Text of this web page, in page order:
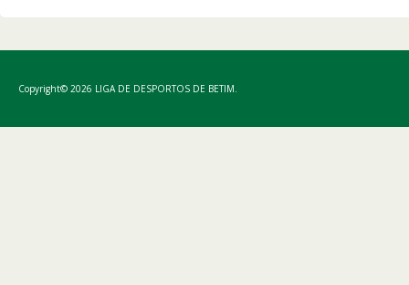
Copyright© 2026 LIGA DE DESPORTOS DE BETIM.